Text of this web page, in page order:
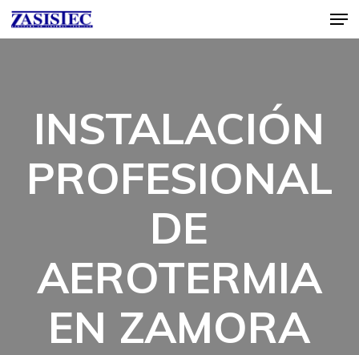
Skip
to
main
INSTALACIÓN
PROFESIONAL
DE
AEROTERMIA
EN ZAMORA